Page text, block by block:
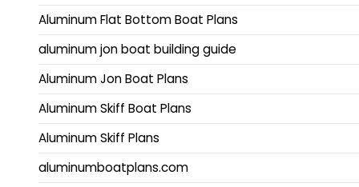
Aluminum Flat Bottom Boat Plans
aluminum jon boat building guide
Aluminum Jon Boat Plans
Aluminum Skiff Boat Plans
Aluminum Skiff Plans
aluminumboatplans.com